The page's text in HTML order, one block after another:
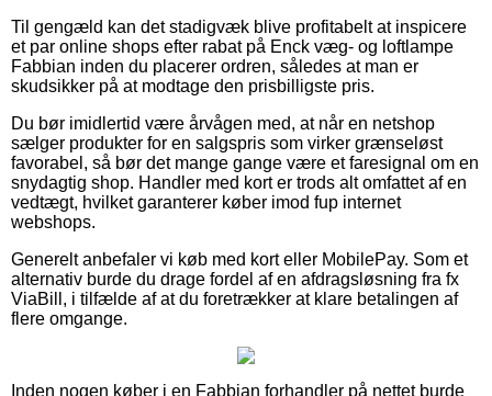
Til gengæld kan det stadigvæk blive profitabelt at inspicere
et par online shops efter rabat på Enck væg- og loftlampe
Fabbian inden du placerer ordren, således at man er
skudsikker på at modtage den prisbilligste pris.
Du bør imidlertid være årvågen med, at når en netshop
sælger produkter for en salgspris som virker grænseløst
favorabel, så bør det mange gange være et faresignal om en
snydagtig shop. Handler med kort er trods alt omfattet af en
vedtægt, hvilket garanterer køber imod fup internet
webshops.
Generelt anbefaler vi køb med kort eller MobilePay. Som et
alternativ burde du drage fordel af en afdragsløsning fra fx
ViaBill, i tilfælde af at du foretrækker at klare betalingen af
flere omgange.
Inden nogen køber i en Fabbian forhandler på nettet burde